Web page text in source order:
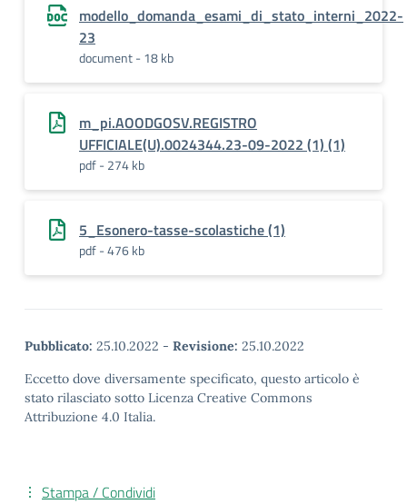
modello_domanda_esami_di_stato_interni_2022-
23
document - 18 kb
m_pi.AOODGOSV.REGISTRO
UFFICIALE(U).0024344.23-09-2022 (1) (1)
pdf - 274 kb
5_Esonero-tasse-scolastiche (1)
pdf - 476 kb
Pubblicato: 25.10.2022 - Revisione: 25.10.2022
Eccetto dove diversamente specificato, questo articolo è
stato rilasciato sotto Licenza Creative Commons
Attribuzione 4.0 Italia.
Stampa / Condividi